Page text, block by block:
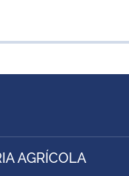
AGRÍCOLA